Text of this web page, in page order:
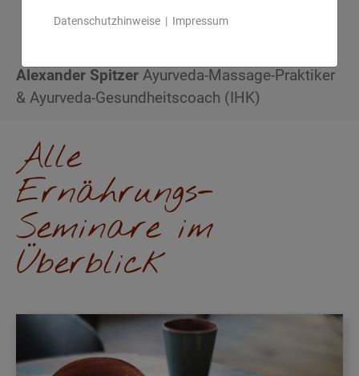
Alexander Spitzer Ayurveda-Massage-Praktiker
& Ayurveda-Gesundheitscoach (IHK)
Alle
Ernährungs-
Seminare im
Überblick
Datenschutzhinweise | Impressum